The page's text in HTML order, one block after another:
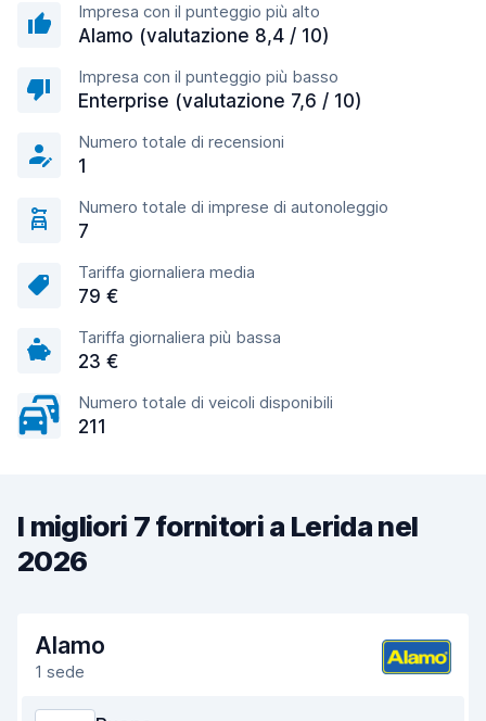
Impresa con il punteggio più alto
Alamo (valutazione 8,4 / 10)
Impresa con il punteggio più basso
Enterprise (valutazione 7,6 / 10)
Numero totale di recensioni
1
Numero totale di imprese di autonoleggio
7
Tariffa giornaliera media
79 €
Tariffa giornaliera più bassa
23 €
Numero totale di veicoli disponibili
211
I migliori 7 fornitori a Lerida nel
2026
Alamo
1 sede